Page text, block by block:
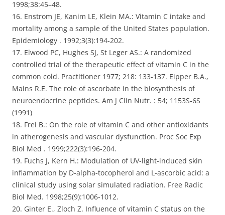
1998;38:45–48.
16. Enstrom JE, Kanim LE, Klein MA.: Vitamin C intake and
mortality among a sample of the United States population.
Epidemiology . 1992;3(3):194-202.
17. Elwood PC, Hughes SJ, St Leger AS.: A randomized
controlled trial of the therapeutic effect of vitamin C in the
common cold. Practitioner 1977; 218: 133-137. Eipper B.A.,
Mains R.E. The role of ascorbate in the biosynthesis of
neuroendocrine peptides. Am J Clin Nutr. : 54; 1153S-6S
(1991)
18. Frei B.: On the role of vitamin C and other antioxidants
in atherogenesis and vascular dysfunction. Proc Soc Exp
Biol Med . 1999;222(3):196-204.
19. Fuchs J, Kern H.: Modulation of UV-light-induced skin
inflammation by D-alpha-tocopherol and L-ascorbic acid: a
clinical study using solar simulated radiation. Free Radic
Biol Med. 1998;25(9):1006-1012.
20. Ginter E., Zloch Z. Influence of vitamin C status on the